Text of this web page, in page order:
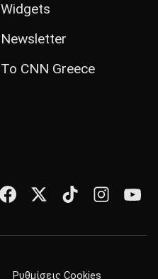
Widgets
Newsletter
Το CNN Greece
Ρυθμίσεις Cookies